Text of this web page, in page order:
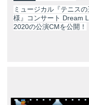
ミュージカル『テニス
様』コンサート Dream
2020の公演CMを公開！